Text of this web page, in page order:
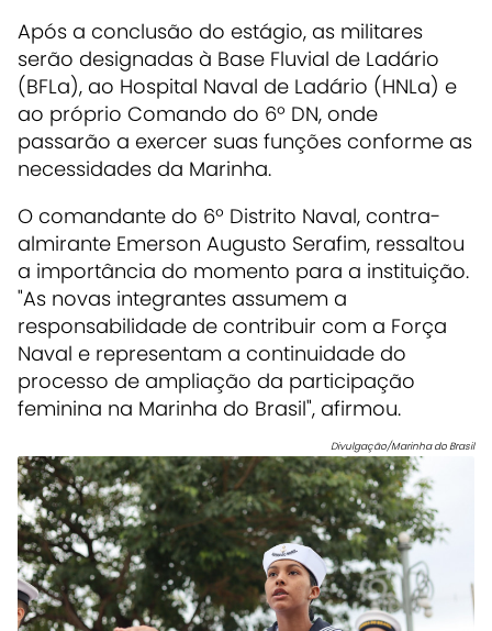
Após a conclusão do estágio, as militares
serão designadas à Base Fluvial de Ladário
(BFLa), ao Hospital Naval de Ladário (HNLa) e
ao próprio Comando do 6º DN, onde
passarão a exercer suas funções conforme as
necessidades da Marinha.
O comandante do 6º Distrito Naval, contra-
almirante Emerson Augusto Serafim, ressaltou
a importância do momento para a instituição.
"As novas integrantes assumem a
responsabilidade de contribuir com a Força
Naval e representam a continuidade do
processo de ampliação da participação
feminina na Marinha do Brasil", afirmou.
Divulgação/Marinha do Brasil